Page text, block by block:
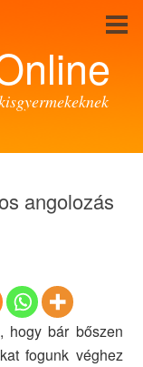
angolozás
hogy bár bőszen
fogunk véghez